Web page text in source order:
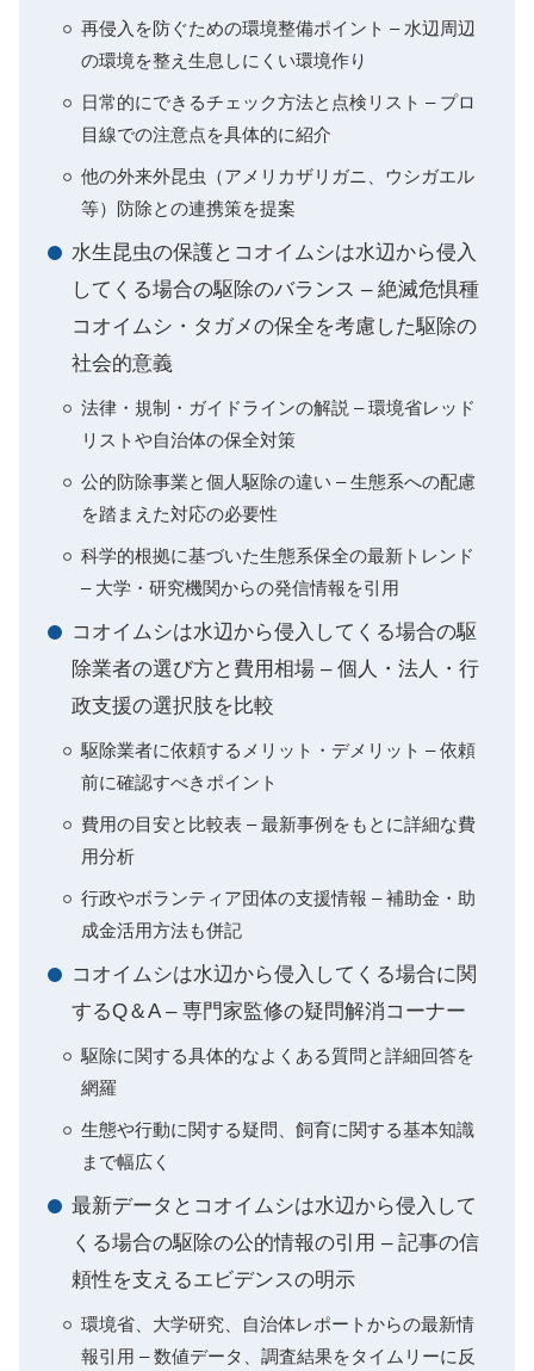
再侵入を防ぐための環境整備ポイント – 水辺周辺
の環境を整え生息しにくい環境作り
日常的にできるチェック方法と点検リスト – プロ
目線での注意点を具体的に紹介
他の外来外昆虫（アメリカザリガニ、ウシガエル
等）防除との連携策を提案
水生昆虫の保護とコオイムシは水辺から侵入
してくる場合の駆除のバランス – 絶滅危惧種
コオイムシ・タガメの保全を考慮した駆除の
社会的意義
法律・規制・ガイドラインの解説 – 環境省レッド
リストや自治体の保全対策
公的防除事業と個人駆除の違い – 生態系への配慮
を踏まえた対応の必要性
科学的根拠に基づいた生態系保全の最新トレンド
– 大学・研究機関からの発信情報を引用
コオイムシは水辺から侵入してくる場合の駆
除業者の選び方と費用相場 – 個人・法人・行
政支援の選択肢を比較
駆除業者に依頼するメリット・デメリット – 依頼
前に確認すべきポイント
費用の目安と比較表 – 最新事例をもとに詳細な費
用分析
行政やボランティア団体の支援情報 – 補助金・助
成金活用方法も併記
コオイムシは水辺から侵入してくる場合に関
するQ＆A – 専門家監修の疑問解消コーナー
駆除に関する具体的なよくある質問と詳細回答を
網羅
生態や行動に関する疑問、飼育に関する基本知識
まで幅広く
最新データとコオイムシは水辺から侵入して
くる場合の駆除の公的情報の引用 – 記事の信
頼性を支えるエビデンスの明示
環境省、大学研究、自治体レポートからの最新情
報引用 – 数値データ、調査結果をタイムリーに反